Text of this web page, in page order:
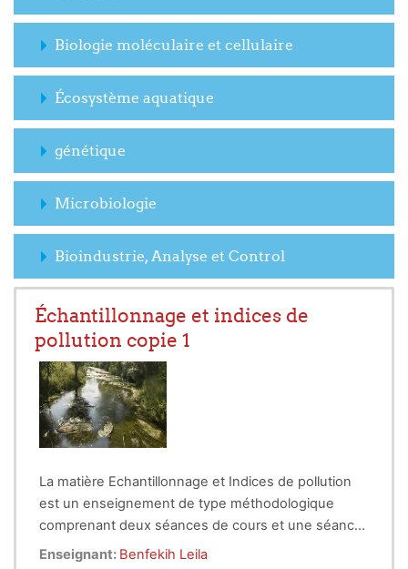
Biologie moléculaire et cellulaire
Écosystème aquatique
génétique
Microbiologie
Bioindustrie, Analyse et Control
Échantillonnage et indices de
pollution copie 1
La matière Echantillonnage et Indices de pollution
est un enseignement de type méthodologique
comprenant deux séances de cours et une séance
de TP. Il est destiné aux étudiants de Master 1 de la
Enseignant: Benfekih Leila